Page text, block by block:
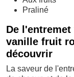
Praliné
De
vanille fruit
découvrir
La saveur de